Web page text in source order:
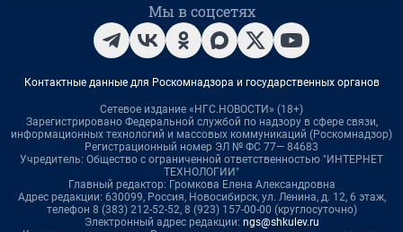
Мы в соцсетях
Контактные данные для Роскомнадзора и государственных органов
Сетевое издание «НГС.НОВОСТИ» (18+)
Зарегистрировано Федеральной службой по надзору в сфере связи,
информационных технологий и массовых коммуникаций (Роскомнадзор)
Регистрационный номер ЭЛ № ФС 77— 84683
Учредитель: Общество с ограниченной ответственностью "ИНТЕРНЕТ
ТЕХНОЛОГИИ"
Главный редактор: Громкова Елена Александровна
Адрес редакции: 630099, Россия, Новосибирск, ул. Ленина, д. 12, 6 этаж,
телефон 8 (383) 212-52-52, 8 (923) 157-00-00 (круглосуточно)
Электронный адрес редакции: ngs@shkulev.ru